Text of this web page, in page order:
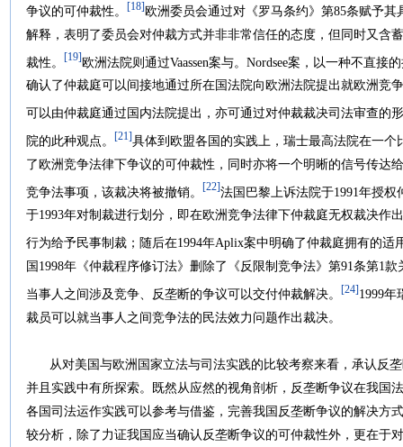
争议的可仲裁性。 [18] 欧洲委员会通过对《罗马条约》第85条赋予
解释，表明了委员会对仲裁方式并非非常信任的态度，但同时又含
裁性。 [19] 欧洲法院则通过Vaassen案与。Nordsee案，以一种不直
确认了仲裁庭可以间接地通过所在国法院向欧洲法院提出就欧洲竞
可以由仲裁庭通过国内法院提出，亦可通过对仲裁裁决司法审查的
院的此种观点。 [21] 具体到欧盟各国的实践上，瑞士最高法院在一
了欧洲竞争法律下争议的可仲裁性，同时亦将一个明晰的信号传达
竞争法事项，该裁决将被撤销。 [22] 法国巴黎上诉法院于1991年授
于1993年对制裁进行划分，即在欧洲竞争法律下仲裁庭无权裁决作
行为给予民事制裁；随后在1994年Aplix案中明确了仲裁庭拥有的适
国1998年《仲裁程序修订法》删除了《反限制竞争法》第91条第1
当事人之间涉及竞争、反垄断的争议可以交付仲裁解决。 [24] 1999年
裁员可以就当事人之间竞争法的民法效力问题作出裁决。
从对美国与欧洲国家立法与司法实践的比较考察来看，承认反
并且实践中有所探索。既然从应然的视角剖析，反垄断争议在我国
各国司法运作实践可以参考与借鉴，完善我国反垄断争议的解决方
较分析，除了力证我国应当确认反垄断争议的可仲裁性外，更在于